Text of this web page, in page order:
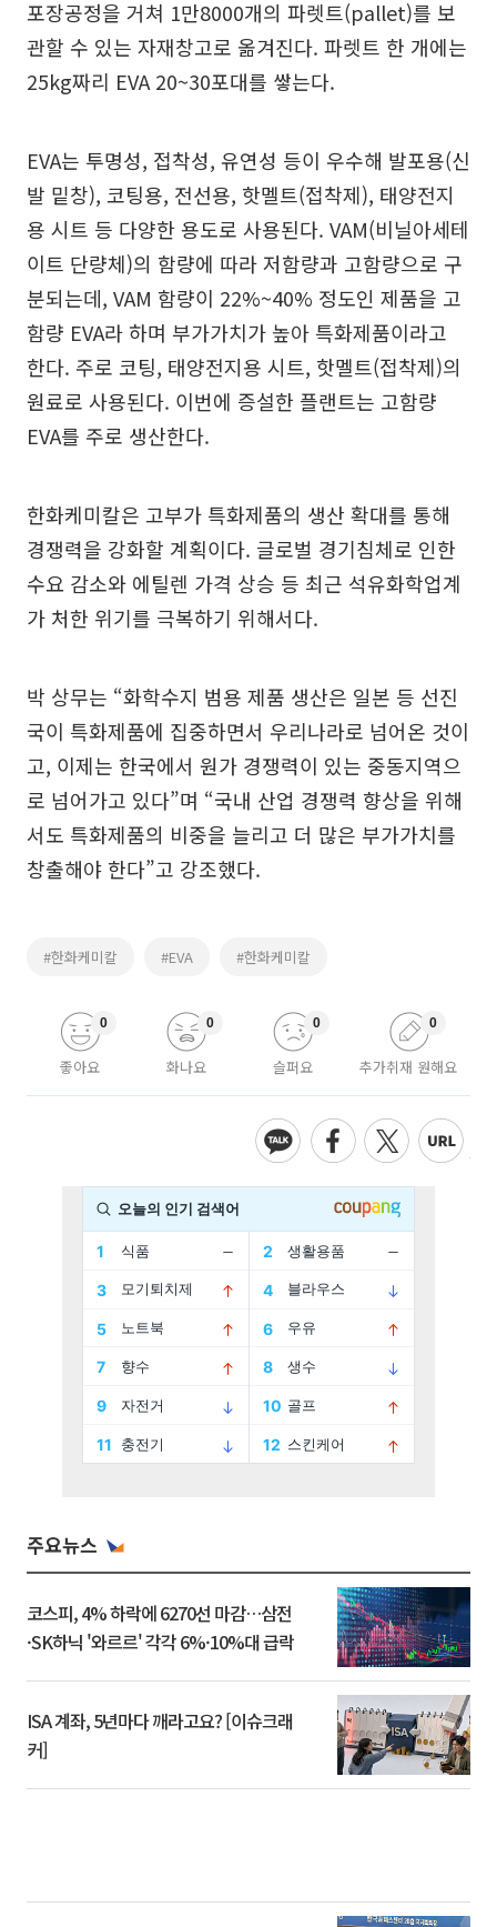
포장공정을 거쳐 1만8000개의 파렛트(pallet)를 보
관할 수 있는 자재창고로 옮겨진다. 파렛트 한 개에는
25kg짜리 EVA 20~30포대를 쌓는다.
EVA는 투명성, 접착성, 유연성 등이 우수해 발포용(신
발 밑창), 코팅용, 전선용, 핫멜트(접착제), 태양전지
용 시트 등 다양한 용도로 사용된다. VAM(비닐아세테
이트 단량체)의 함량에 따라 저함량과 고함량으로 구
분되는데, VAM 함량이 22%~40% 정도인 제품을 고
함량 EVA라 하며 부가가치가 높아 특화제품이라고
한다. 주로 코팅, 태양전지용 시트, 핫멜트(접착제)의
원료로 사용된다. 이번에 증설한 플랜트는 고함량
EVA를 주로 생산한다.
한화케미칼은 고부가 특화제품의 생산 확대를 통해
경쟁력을 강화할 계획이다. 글로벌 경기침체로 인한
수요 감소와 에틸렌 가격 상승 등 최근 석유화학업계
가 처한 위기를 극복하기 위해서다.
박 상무는 “화학수지 범용 제품 생산은 일본 등 선진
국이 특화제품에 집중하면서 우리나라로 넘어온 것이
고, 이제는 한국에서 원가 경쟁력이 있는 중동지역으
로 넘어가고 있다”며 “국내 산업 경쟁력 향상을 위해
서도 특화제품의 비중을 늘리고 더 많은 부가가치를
창출해야 한다”고 강조했다.
#한화케미칼 #EVA #한화케미칼
좋아요
0
화나요
0
슬퍼요
0
추가취재 원해요
0
주요뉴스
코스피, 4% 하락에 6270선 마감…삼전
·SK하닉 '와르르' 각각 6%·10%대 급락
ISA 계좌, 5년마다 깨라고요? [이슈크래
커]